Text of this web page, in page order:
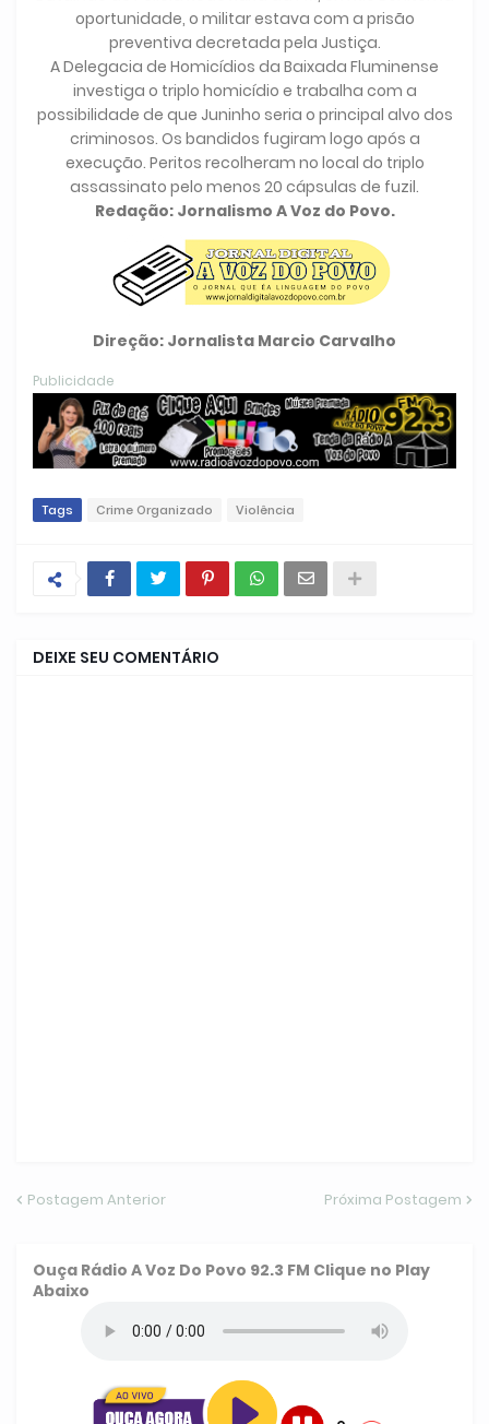
oportunidade, o militar estava com a prisão
preventiva decretada pela Justiça.
A Delegacia de Homicídios da Baixada Fluminense
investiga o triplo homicídio e trabalha com a
possibilidade de que Juninho seria o principal alvo dos
criminosos. Os bandidos fugiram logo após a
execução. Peritos recolheram no local do triplo
assassinato pelo menos 20 cápsulas de fuzil.
Redação: Jornalismo A Voz do Povo.
Direção: Jornalista Marcio Carvalho
Publicidade
Tags Crime Organizado Violência
DEIXE SEU COMENTÁRIO
Postagem Anterior Próxima Postagem
Ouça Rádio A Voz Do Povo 92.3 FM Clique no Play
Abaixo